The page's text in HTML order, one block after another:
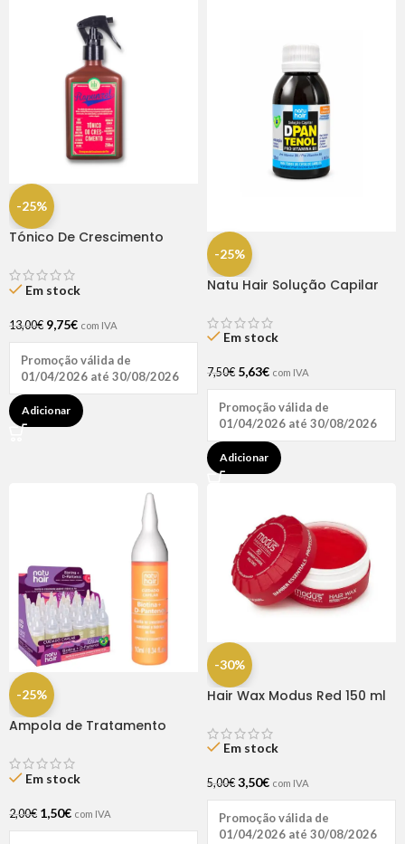
-25%
Tónico De Crescimento
Em stock
13,00€ 9,75€ com IVA
Promoção válida de
01/04/2026 até 30/08/2026
Adicionar
-25%
Natu Hair Solução Capilar
Em stock
7,50€ 5,63€ com IVA
Promoção válida de
01/04/2026 até 30/08/2026
Adicionar
-25%
Ampola de Tratamento
Hair (1 UNIDADE)
Em stock
2,00€ 1,50€ com IVA
-30%
Hair Wax Modus Red 150 ml
Em stock
5,00€ 3,50€ com IVA
Promoção válida de
01/04/2026 até 30/08/2026